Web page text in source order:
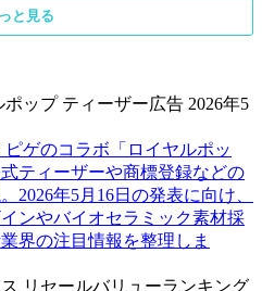
と見る
ゲのコラボ「ロイヤルポッ
ティーザーや商標登録などの
2026年5月16日の発表に向け、
ンやバイオセラミック素材採
界の注目情報を整理しま